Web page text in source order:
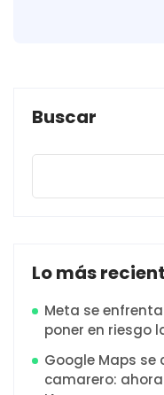
Buscar
Lo más
Meta se
poner en riesgo
Google Maps se
camarero: